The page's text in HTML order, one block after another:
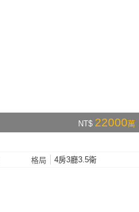
NT$ 22000萬
格局 4房3廳3.5衛